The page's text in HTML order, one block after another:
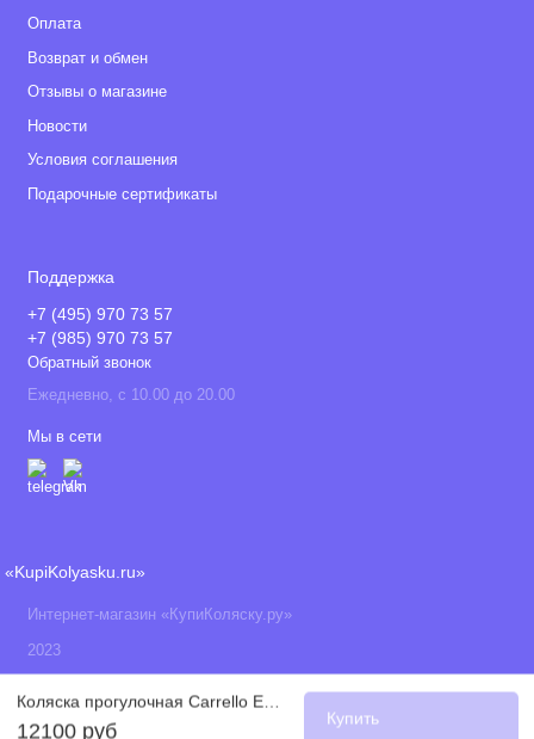
Коляска прогулочная Carrello Echo CRL-8508 / 2022, Emerald Green (Изумруд)
12100 руб
Купить
Оплата
Возврат и обмен
Отзывы о магазине
Новости
Условия соглашения
Подарочные сертификаты
Поддержка
+7 (495) 970 73 57
+7 (985) 970 73 57
Обратный звонок
Ежедневно, с 10.00 до 20.00
Мы в сети
«KupiKolyasku.ru»
Интернет-магазин «КупиКоляску.ру»
2023